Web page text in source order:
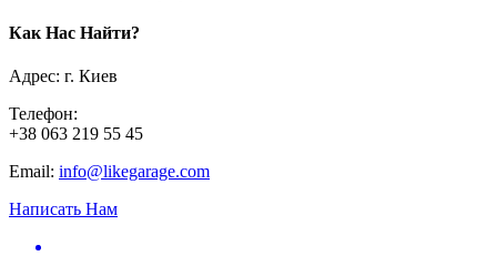
Как Нас Найти?
Адрес: г. Киев
Телефон:
+38 063 219 55 45
Email: info@likegarage.com
Написать Нам